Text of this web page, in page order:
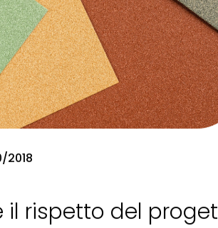
2018
il rispetto del